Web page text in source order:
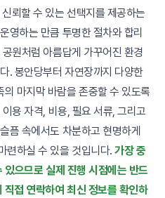
뢰할 수 있는 선택지를 제공하는
영하는 만큼 투명한 절차와 합리
원처럼 아름답게 가꾸어진 환경
. 봉안당부터 자연장까지 다양한
마지막 바람을 존중할 수 있도록
용 자격, 비용, 필요 서류, 그리고
픔 속에서도 차분하고 현명하게
련하실 수 있을 것입니다.가장 중
으므로 실제 진행 시점에는 반드
접 연락하여 최신 정보를 확인하